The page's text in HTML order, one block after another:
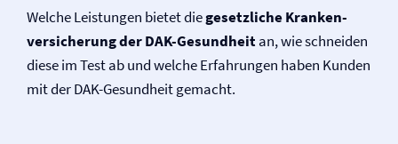
Welche Leistungen bietet diegesetzliche Kranken­
versicherung der DAK-Gesundheitan, wie schneiden
diese im Test ab und welche Erfahrungen haben Kunden
mit der DAK-Gesundheit gemacht.